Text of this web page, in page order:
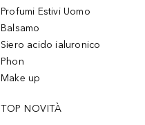
Profumi Estivi Uomo
Balsamo
Siero acido ialuronico
Phon
Make up
TOP NOVITÀ